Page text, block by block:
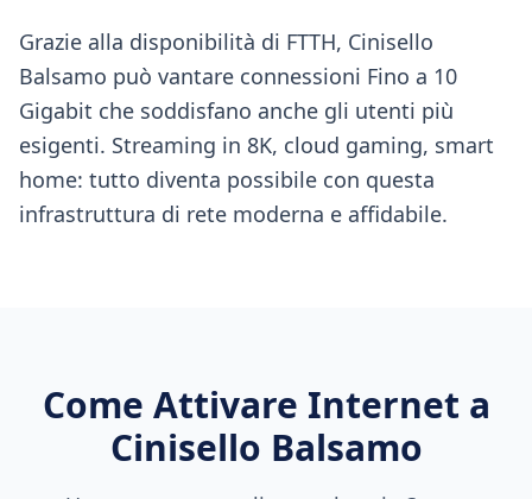
Grazie alla disponibilità di FTTH, Cinisello
Balsamo può vantare connessioni Fino a 10
Gigabit che soddisfano anche gli utenti più
esigenti. Streaming in 8K, cloud gaming, smart
home: tutto diventa possibile con questa
infrastruttura di rete moderna e affidabile.
Come Attivare Internet a
Cinisello Balsamo